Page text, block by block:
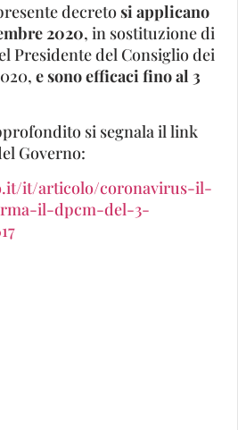
decretosi applicano
2020, in sostituzione di
Presidente del Consiglio dei
e sono efficaci fino al 3
si segnala il link
Governo:
it/articolo/coronavirus-il-
il-dpcm-del-3-